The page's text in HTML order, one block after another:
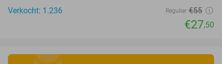
Verkocht: 1.236
Regulier €55
€27,50